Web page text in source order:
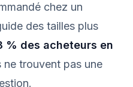
chez un
des tailles plus
% des acheteurs en
ne trouvent pas une